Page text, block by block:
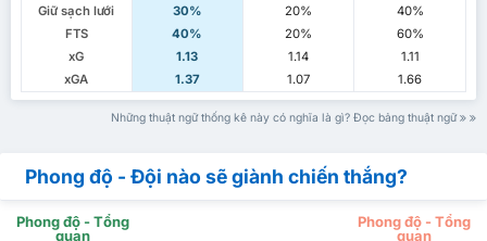
Giữ sạch lưới
30% 20%
40%
FTS
40% 20%
60%
xG
1.13 1.14
1.11
xGA
1.37 1.07 1.66
Những thuật ngữ thống kê này có nghĩa là gì? Đọc bảng thuật ngữ
Phong độ - Đội nào sẽ giành chiến thắng?
Phong độ - Tổng
quan
Phong độ - Tổng
quan